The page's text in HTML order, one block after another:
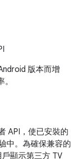
版本而增
API，使已安裝的
中。為確保兼容的
顯示第三方 TV